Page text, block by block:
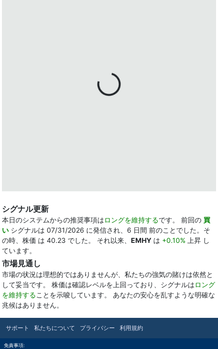
シグナル更新
本日のシステムからの推奨事項はロングを維持するです。 前回の 買
い シグナルは 07/31/2026 に発信され、6 日間 前のことでした。そ
の時、株価 は 40.23 でした。 それ以来、 EMHY は +0.10% 上昇 し
ています。
市場見通し
市場の状況は理想的ではありませんが、私たちの強気の賭けは依然と
して妥当です。 株価は確認レベルを上回っており、シグナルはロング
を維持することを示唆しています。 あなたの安心を乱すような明確な
兆候はありません。
サポート 私たちについて プライバシー 利用規約
免責事項: